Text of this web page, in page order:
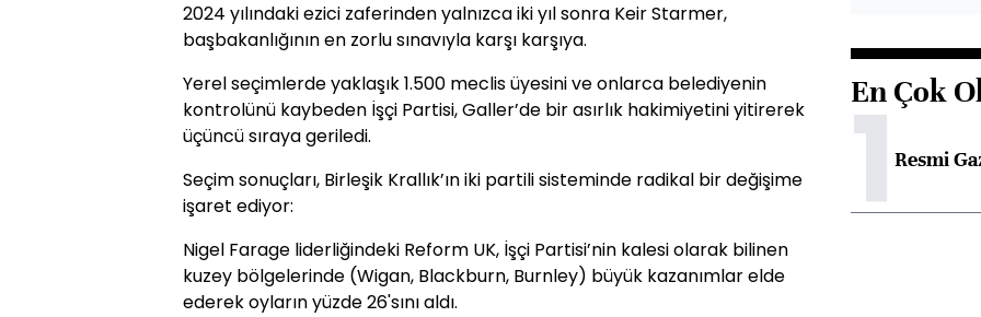
2024 yılındaki ezici zaferinden yalnızca iki yıl sonra Keir Starmer,
başbakanlığının en zorlu sınavıyla karşı karşıya.
Yerel seçimlerde yaklaşık 1.500 meclis üyesini ve onlarca belediyenin
kontrolünü kaybeden İşçi Partisi, Galler’de bir asırlık hakimiyetini yitirerek
üçüncü sıraya geriledi.
Seçim sonuçları, Birleşik Krallık’ın iki partili sisteminde radikal bir değişime
işaret ediyor:
Nigel Farage liderliğindeki Reform UK, İşçi Partisi’nin kalesi olarak bilinen
kuzey bölgelerinde (Wigan, Blackburn, Burnley) büyük kazanımlar elde
ederek oyların yüzde 26'sını aldı.
En Çok
1Resmi